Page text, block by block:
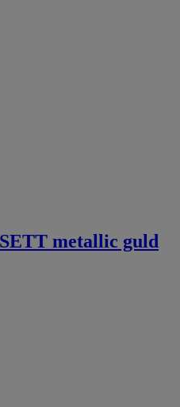
metallic guld